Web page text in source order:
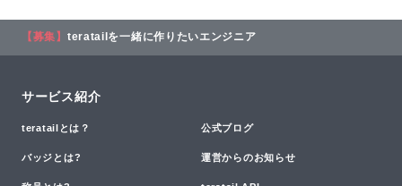
【募集】 teratailを一緒に作りたいエンジニア
サービス紹介
teratailとは？ 公式ブログ
バッジとは? 運営からのお知らせ